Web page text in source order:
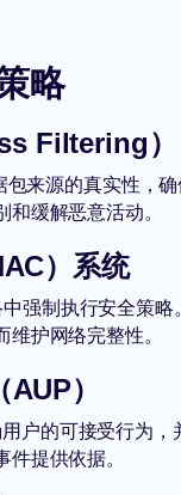
略
Filtering）
来源的真实性，
缓解恶意活动。
）系统
强制执行安全策
护网络完整性。
）
户的可接受行为
提供依据。